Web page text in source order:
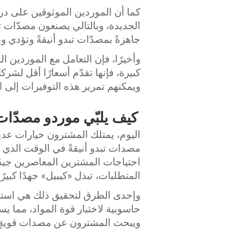
كما أن الموردين الموثوقين على
الجديدة، وبالتالي يصنعون
جاهزةً بمصدّات تبدو أنيقةً وتؤدي
وأخيرًا، فإن التعامل مع الموردين
كبيرة، فإنها تقدّم أسعارًا أقل
ويمكنهم تمرير هذه التوفيرات إلى
كيف يلبّي موردو
اليوم، يمتلك المشترون خيارات
مصدات تبدو أنيقةً في الوقت الذي
احتياجات المشترين المعاصرين
المتطلبات، تبذل «كيبيل» جهدًا
وإحدى الطرق لتحقيق ذلك هي
حاسوبية لاختبار قوة المواد،
ويبحث المشترون عن مصدات قويةٍ